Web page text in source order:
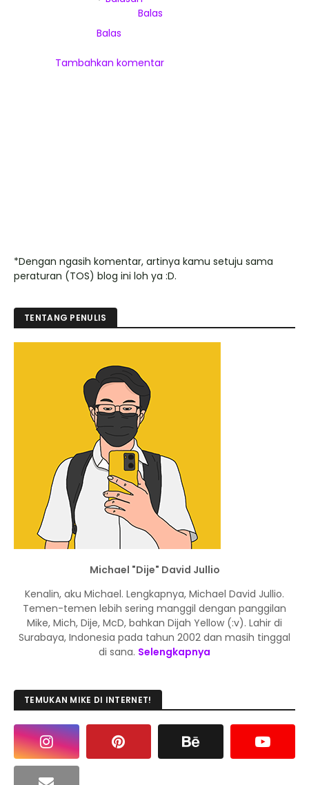
Balas
Balas
Tambahkan komentar
*Dengan ngasih komentar, artinya kamu setuju sama
peraturan (TOS) blog ini loh ya :D.
TENTANG PENULIS
Michael "Dije" David Jullio
Kenalin, aku Michael. Lengkapnya, Michael David Jullio.
Temen-temen lebih sering manggil dengan panggilan
Mike, Mich, Dije, McD, bahkan Dijah Yellow (:v). Lahir di
Surabaya, Indonesia pada tahun 2002 dan masih tinggal
di sana. Selengkapnya
TEMUKAN MIKE DI INTERNET!